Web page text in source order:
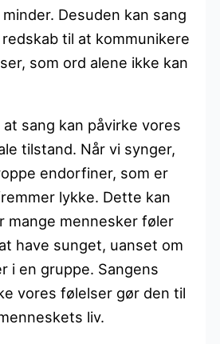
Desuden kan sang
til at kommunikere
som ord alene ikke kan
sang kan påvirke vores
tilstand. Når vi synger,
endorfiner, som er
lykke. Dette kan
mange mennesker føler
have sunget, uanset om
i en gruppe. Sangens
vores følelser gør den til
liv.